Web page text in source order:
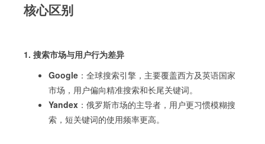
核心区别
1. 搜索市场与用户行为差异
Google ：全球搜索引擎，主要覆盖西方及英语国家
市场，用户偏向精准搜索和长尾关键词。
Yandex ：俄罗斯市场的主导者，用户更习惯模糊搜
索，短关键词的使用频率更高。